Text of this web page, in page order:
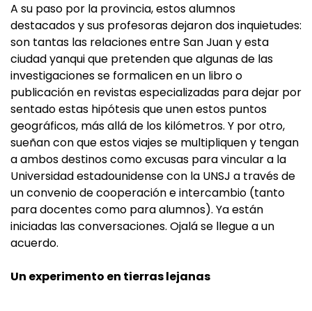
A su paso por la provincia, estos alumnos
destacados y sus profesoras dejaron dos inquietudes:
son tantas las relaciones entre San Juan y esta
ciudad yanqui que pretenden que algunas de las
investigaciones se formalicen en un libro o
publicación en revistas especializadas para dejar por
sentado estas hipótesis que unen estos puntos
geográficos, más allá de los kilómetros. Y por otro,
sueñan con que estos viajes se multipliquen y tengan
a ambos destinos como excusas para vincular a la
Universidad estadounidense con la UNSJ a través de
un convenio de cooperación e intercambio (tanto
para docentes como para alumnos). Ya están
iniciadas las conversaciones. Ojalá se llegue a un
acuerdo.
Un experimento en tierras lejanas